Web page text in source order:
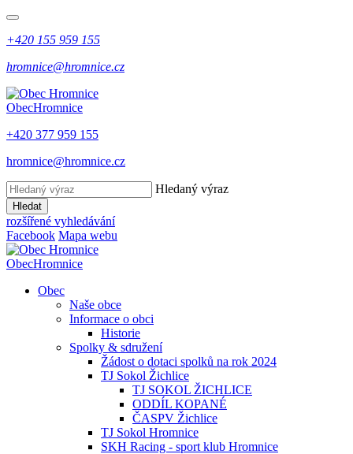
+420 155 959 155
hromnice@hromnice.cz
ObecHromnice
+420 377 959 155
hromnice@hromnice.cz
Hledaný výraz
Hledat
rozšířené vyhledávání
Facebook Mapa webu
ObecHromnice
Obec
Naše obce
Informace o obci
Historie
Spolky & sdružení
Žádost o dotaci spolků na rok 2024
TJ Sokol Žichlice
TJ SOKOL ŽICHLICE
ODDÍL KOPANÉ
ČASPV Žichlice
TJ Sokol Hromnice
SKH Racing - sport klub Hromnice